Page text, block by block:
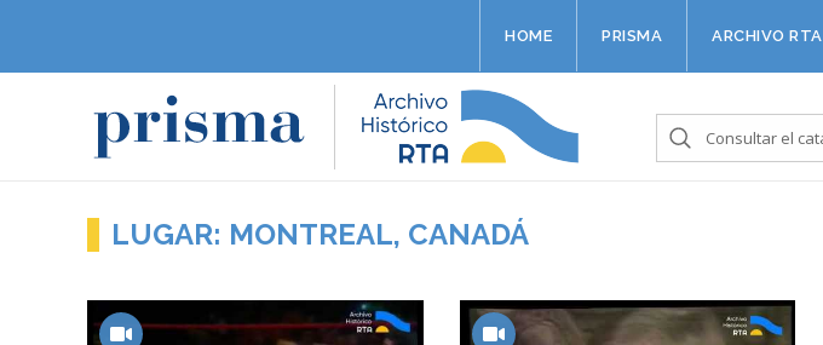
HOME PRISMA ARCHIVO RTA
LUGAR: MONTREAL, CANADÁ